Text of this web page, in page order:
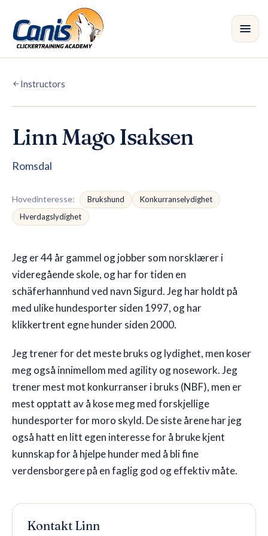
Skip to main content
Courses
Instructors
Blog
🇬🇧EN
Instructors
Linn Mago Isaksen
Romsdal
Hovedinteresse: Brukshund
Konkurranselydighet
Hverdagslydighet
Jeg er 44 år gammel og jobber som norsklærer i
videregående skole, og har for tiden en
schäferhannhund ved navn Sigurd. Jeg har holdt på
med ulike hundesporter siden 1997, og har
klikkertrent egne hunder siden 2000.
Jeg trener for det meste bruks og lydighet, men koser
meg også innimellom med agility og nosework. Jeg
trener mest mot konkurranser i bruks (NBF), men er
mest opptatt av å kose meg med forskjellige
hundesporter for moro skyld. De siste årene har jeg
også hatt en litt egen interesse for å bruke kjent
kunnskap for å hjelpe hunder med å bli fine
verdensborgere på en faglig god og effektiv måte.
Kontakt Linn